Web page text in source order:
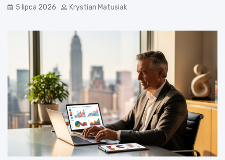
5 lipca 2026 Krystian Matusiak